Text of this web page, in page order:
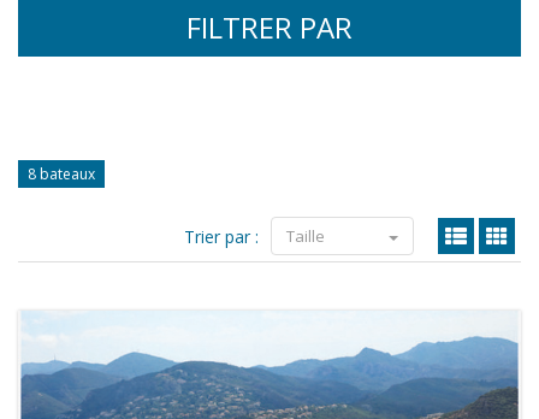
FILTRER PAR
8 bateaux
Trier par : Taille